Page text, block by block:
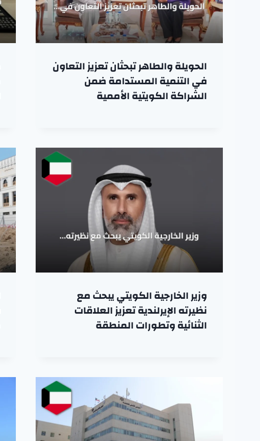
الحويلة والطاهر تبحثان تعزيز التعاون
في التنمية المستدامة ضمن
الشراكة الكويتية الأممية
وزير الخارجية الكويتي يبحث مع
نظيرته الإيرلندية تعزيز العلاقات
الثنائية وتطورات المنطقة